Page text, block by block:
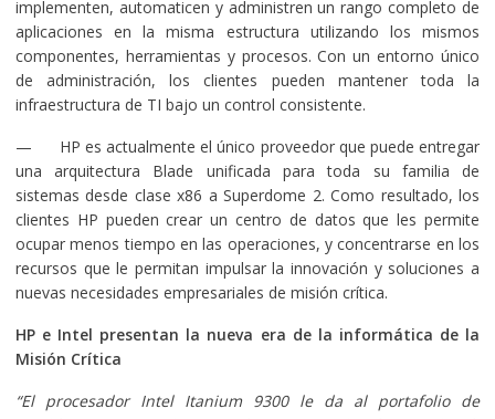
implementen, automaticen y administren un rango completo de
aplicaciones en la misma estructura utilizando los mismos
componentes, herramientas y procesos. Con un entorno único
de administración, los clientes pueden mantener toda la
infraestructura de TI bajo un control consistente.
— HP es actualmente el único proveedor que puede entregar
una arquitectura Blade unificada para toda su familia de
sistemas desde clase x86 a Superdome 2. Como resultado, los
clientes HP pueden crear un centro de datos que les permite
ocupar menos tiempo en las operaciones, y concentrarse en los
recursos que le permitan impulsar la innovación y soluciones a
nuevas necesidades empresariales de misión crítica.
HP e Intel presentan la nueva era de la informática de la
Misión Crítica
“El procesador Intel Itanium 9300 le da al portafolio de